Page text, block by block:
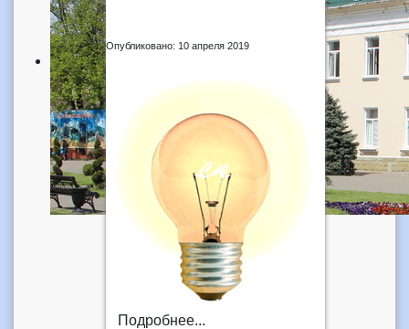
Опубликовано: 10 апреля 2019
Подробнее...